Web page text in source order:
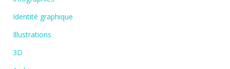
Identité graphique
Illustrations
3D